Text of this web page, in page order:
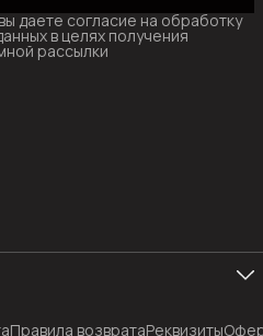
даете согласие на обработку
в целях получения
рассылки
Правила возвратаРеквизиты